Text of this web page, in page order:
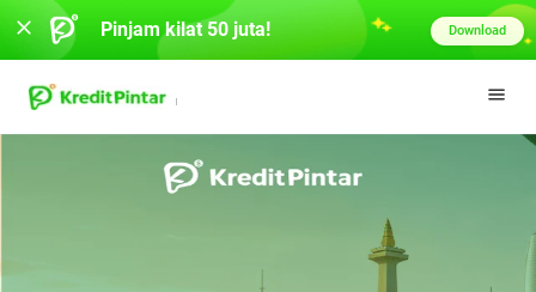
Pinjam kilat 50 juta! Download